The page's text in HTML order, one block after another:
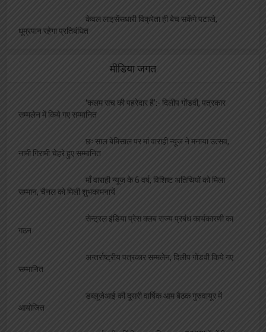
केवल लाइसेंसधारी विक्रेता ही बेच सकेंगे पटाखे,
धूम्रपान रहेगा प्रतिबंधित
मीडिया जगत
‘कलम सच की पहरेदार है’:- दिलीप गोंडवी, पत्रकार
सम्मलेन में किये गए सम्मानित
छः साल बेमिसाल पर मां वाराही न्यूज ने मनाया उत्सव,
नामी गिरामी चेहरे हुए सम्मानित
माँ वाराही न्यूज़ के 6 वर्ष, विशिष्ट अतिथियों को मिला
सम्मान, चैनल को मिली शुभकामनायें
सेन्ट्रल इंडिया प्रेस क्लब राज्य प्रबंध कार्यकारणी का
गठन
अन्तर्राष्ट्रीय पत्रकार सम्मलेन, दिलीप गोंडवी किये गए
सम्मानित
डब्लूजेआई की दूसरी वार्षिक आम बैठक गुरुवायूर में
आयोजित